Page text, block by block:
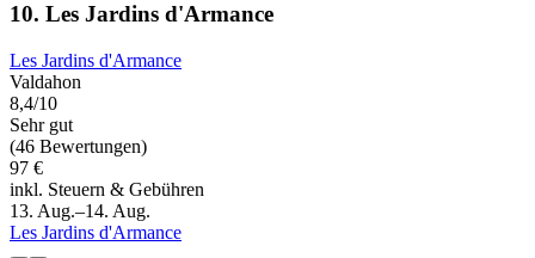
10. Les Jardins d'Armance
Les Jardins d'Armance
Valdahon
8,4/10
Sehr gut
(46 Bewertungen)
97 €
inkl. Steuern & Gebühren
13. Aug.–14. Aug.
Les Jardins d'Armance